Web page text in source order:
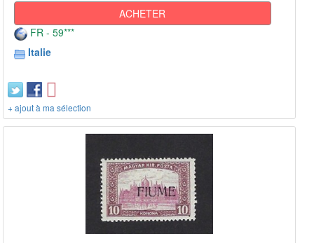
ACHETER
FR - 59***
Italie
+ ajout à ma sélection